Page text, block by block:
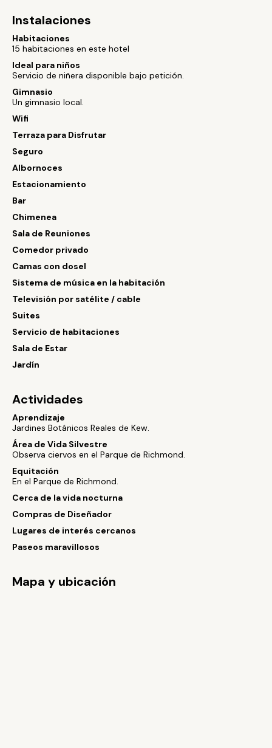
Instalaciones
Habitaciones
15 habitaciones en este hotel
Ideal para niños
Servicio de niñera disponible bajo petición.
Gimnasio
Un gimnasio local.
Wifi
Terraza para Disfrutar
Seguro
Albornoces
Estacionamiento
Bar
Chimenea
Sala de Reuniones
Comedor privado
Camas con dosel
Sistema de música en la habitación
Televisión por satélite / cable
Suites
Servicio de habitaciones
Sala de Estar
Jardín
Actividades
Aprendizaje
Jardines Botánicos Reales de Kew.
Área de Vida Silvestre
Observa ciervos en el Parque de Richmond.
Equitación
En el Parque de Richmond.
Cerca de la vida nocturna
Compras de Diseñador
Lugares de interés cercanos
Paseos maravillosos
Mapa y ubicación